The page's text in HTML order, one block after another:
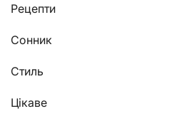
Рецепти
Сонник
Стиль
Цікаве